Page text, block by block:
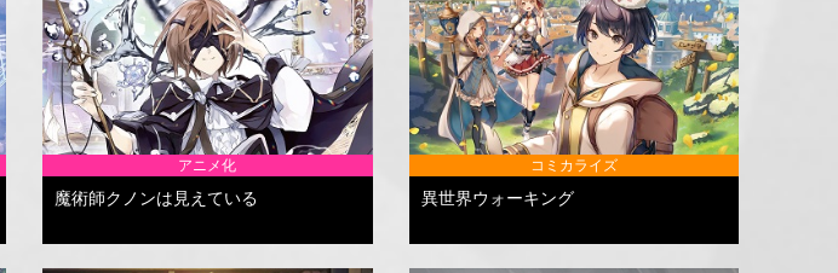
アニメ化
魔術師クノンは見えている
コミカライズ
異世界ウォーキング